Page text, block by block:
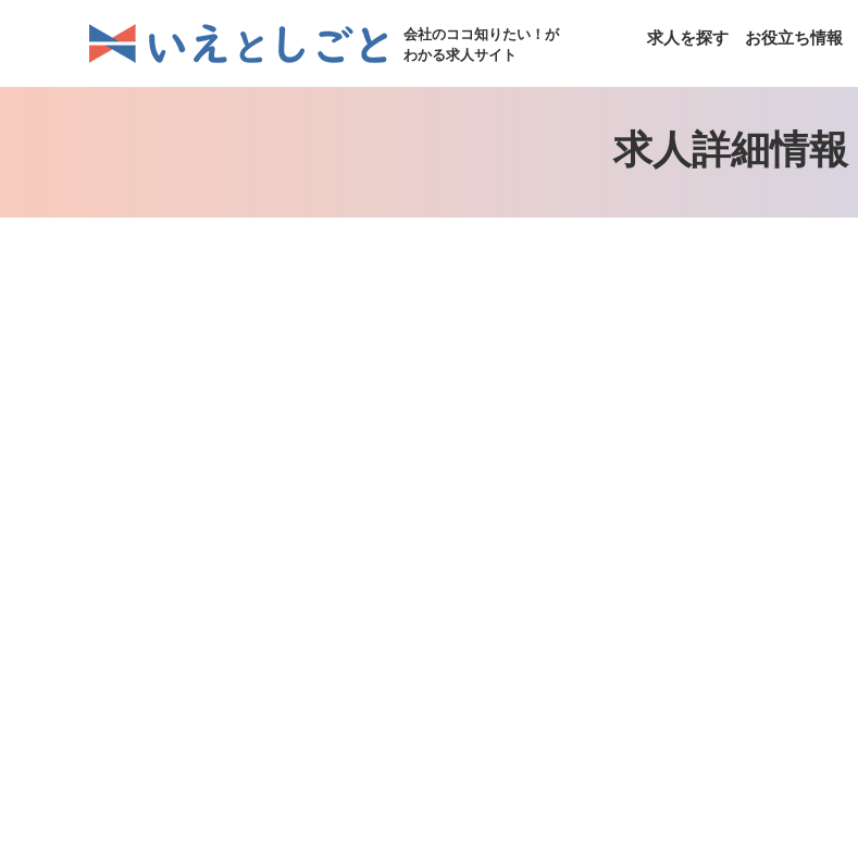
会社のココ知りたい！が
わかる求人サイト
求人を探す お役立ち情報
求人詳細情報